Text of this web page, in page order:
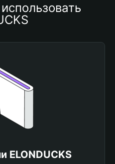
ELONDUCKS